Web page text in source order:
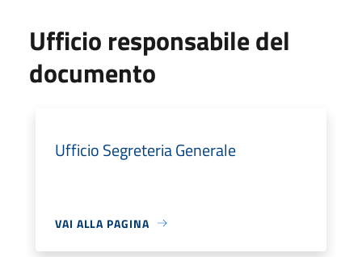
Ufficio responsabile del
documento
Ufficio Segreteria Generale
VAI ALLA PAGINA